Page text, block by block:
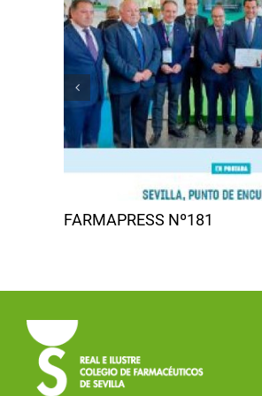
FARMAPRESS Nº181